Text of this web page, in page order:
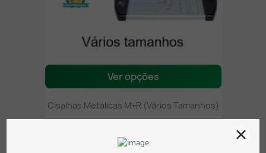
Ver opções
Cisalhas Metálicas M+R (vários Tamanhos)